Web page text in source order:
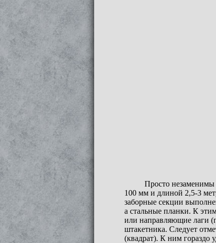
Просто незаменимы
100 мм и длиной 2,5-3
заборные секции
а стальные планки. К
или направляющие лаги
штакетника. Следует
(квадрат). К ним гораздо